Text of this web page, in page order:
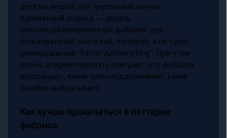
десятке вещей, это тревожный сигнал.
Адекватный подход — делать
узкоспециализированные фабрики: для
пользователей, платежей, логгеров, а не один
универсальный “FactoryOfEverything”. При этом
важно документировать контракт: что фабрика
возвращает, какие типы поддерживает, какие
ошибки выбрасывает.
Как лучше прокачаться в паттерне
фабрика